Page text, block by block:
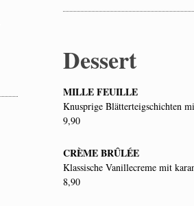
Dessert
MILLE FEUILLE
Knusprige Blätterteigschichten
9,90
CRÈME BRÛLÉE
Klassische Vanillecreme mit
8,90